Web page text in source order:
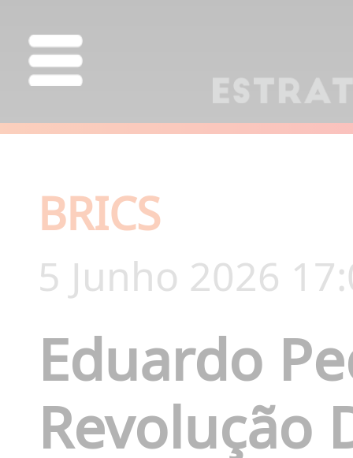
BRICS
5 Junho 2026
Eduardo
Revolução